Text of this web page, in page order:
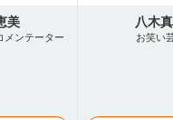
美
メンテーター
八木
お笑い